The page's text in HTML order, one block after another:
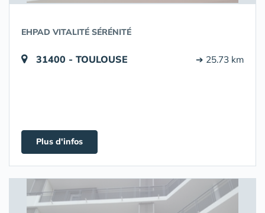
EHPAD VITALITÉ SÉRÉNITÉ
31400 - TOULOUSE ➔ 25.73 km
Plus d'infos